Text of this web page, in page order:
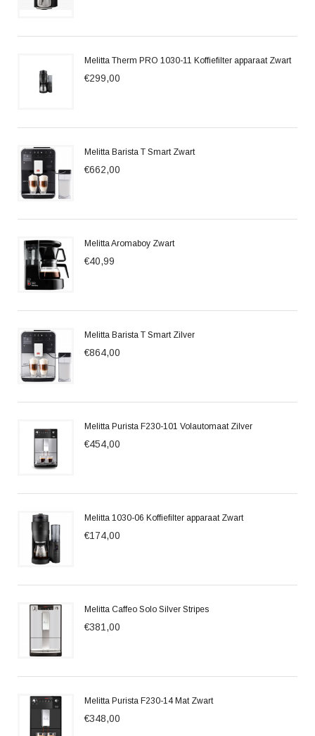
Melitta Therm PRO 1030-11 Koffiefilter apparaat Zwart
€299,00
Melitta Barista T Smart Zwart
€662,00
Melitta Aromaboy Zwart
€40,99
Melitta Barista T Smart Zilver
€864,00
Melitta Purista F230-101 Volautomaat Zilver
€454,00
Melitta 1030-06 Koffiefilter apparaat Zwart
€174,00
Melitta Caffeo Solo Silver Stripes
€381,00
Melitta Purista F230-14 Mat Zwart
€348,00